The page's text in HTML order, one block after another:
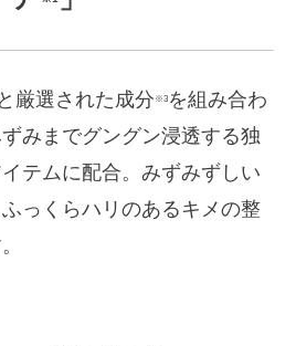
と厳選された成分 ※3 を組み合わ
みまでグングン浸透する独
テムに配合。みずみずしい
っくらハリのあるキメの整